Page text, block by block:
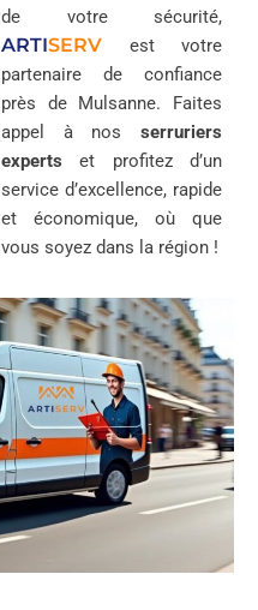
de votre sécurité,
ARTISERV est votre
partenaire de confiance
près de Mulsanne. Faites
appel à nos serruriers
experts et profitez d’un
service d’excellence, rapide
et économique, où que
vous soyez dans la région !